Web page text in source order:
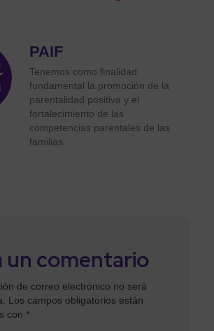
PAIF
Tenemos como finalidad
fundamental la promoción de la
parentalidad positiva y el
fortalecimiento de las
competencias parentales de las
familias.
un comentario
de correo electrónico no será
Los campos obligatorios están
con *